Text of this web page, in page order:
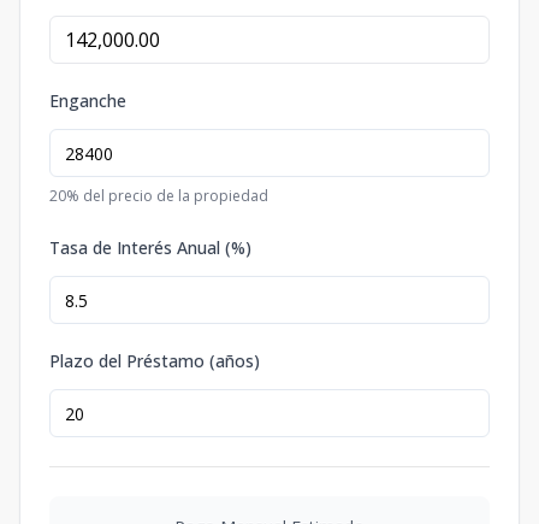
Enganche
20% del precio de la propiedad
Tasa de Interés Anual (%)
Plazo del Préstamo (años)